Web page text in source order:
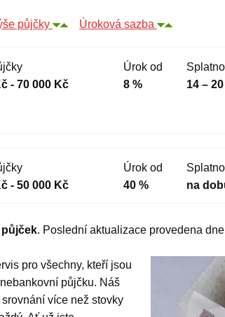
půjčky Úroková sazba
- 70 000 Kč
Úrok od
8 %
14 –
- 50 000 Kč
Úrok od
40 %
na
půjček. Poslední aktualizace provedena
pro všechny, kteří jsou
půjčku. Náš
více než stovky